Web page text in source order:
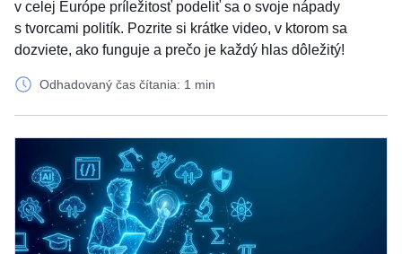
v celej Európe príležitosť podeliť sa o svoje nápady
s tvorcami politík. Pozrite si krátke video, v ktorom sa
dozviete, ako funguje a prečo je každý hlas dôležitý!
Odhadovaný čas čítania: 1 min